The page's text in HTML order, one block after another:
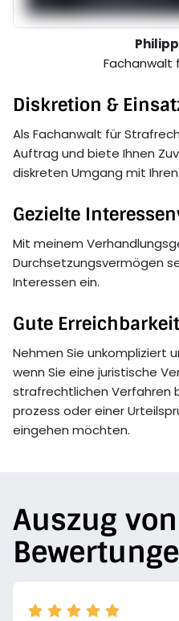
Fachanwalt
Diskretion &
Als Fachanwalt für
Auftrag und biete Ihnen
diskreten Umgang mit
Gezielte
Mit meinem
Durchsetzungsvermögen
Interessen ein.
Gute Erreichbarkeit
Nehmen Sie unkompliziert
wenn Sie eine juristische
strafrechtlichen
prozess oder einer
eingehen möchten.
Auszug von